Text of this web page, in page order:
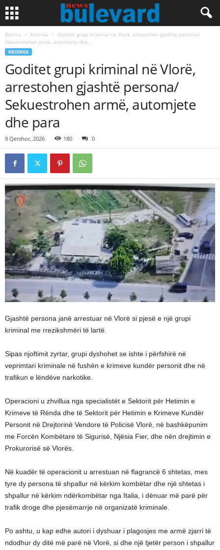
Ballina Kronika
Goditet grupi kriminal në Vlorë, arrestohen gjashtë persona/
Sekuestrohen armë, automjete dhe...
KRONIKA
Goditet grupi kriminal në Vlorë,
arrestohen gjashtë persona/
Sekuestrohen armë, automjete
dhe para
9 Qershor, 2026 180 0
Gjashtë persona janë arrestuar në Vlorë si pjesë e një grupi
kriminal me rrezikshmëri të lartë.
Sipas njoftimit zyrtar, grupi dyshohet se ishte i përfshirë në
veprimtari kriminale në fushën e krimeve kundër personit dhe në
trafikun e lëndëve narkotike.
Operacioni u zhvillua nga specialistët e Sektorit për Hetimin e
Krimeve të Rënda dhe të Sektorit për Hetimin e Krimeve Kundër
Personit në Drejtorinë Vendore të Policisë Vlorë, në bashkëpunim
me Forcën Kombëtare të Sigurisë, Njësia Fier, dhe nën drejtimin e
Prokurorisë së Vlorës.
Në kuadër të operacionit u arrestuan në flagrancë 6 shtetas, mes
tyre dy persona të shpallur në kërkim kombëtar dhe një shtetas i
shpallur në kërkim ndërkombëtar nga Italia, i dënuar më parë për
trafik droge dhe pjesëmarrje në organizatë kriminale.
Po ashtu, u kap edhe autori i dyshuar i plagosjes me armë zjarri të
ndodhur dy ditë më parë në Vlorë, si dhe një tjetër person i shpallur